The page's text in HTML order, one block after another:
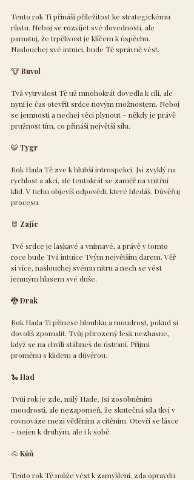
Tento rok Ti přináší příležitost ke strategickému
růstu. Neboj se rozvíjet své dovednosti, ale
pamatuj, že trpělivost je klíčem k úspěchu.
Naslouchej své intuici, bude Tě správně vést.
🐮 Buvol
Tvá vytrvalost Tě už mnohokrát dovedla k cíli, ale
nyní je čas otevřít srdce novým možnostem. Neboj
se jemnosti a nechej věci plynout – někdy je právě
pružnost tím, co přináší největší sílu.
🐯 Tygr
Rok Hada Tě zve k hlubší introspekci. Jsi zvyklý na
rychlost a akci, ale tentokrát se zaměř na vnitřní
klid. V tichu objevíš odpovědi, které hledáš. Důvěřuj
procesu.
🐰 Zajíc
Tvé srdce je laskavé a vnímavé, a právě v tomto
roce bude Tvá intuice Tvým největším darem. Věř
si více, naslouchej svému nitru a nech se vést
jemným hlasem své duše.
🐉 Drak
Rok Hada Ti přinese hloubku a moudrost, pokud si
dovolíš zpomalit. Tvůj přirozený lesk nezhasne,
když se na chvíli stáhneš do ústraní. Přijmi
proměnu s klidem a důvěrou.
🐍 Had
Tvůj rok je zde, milý Hade. Jsi zosobněním
moudrosti, ale nezapomeň, že skutečná síla tkví v
rovnováze mezi věděním a cítěním. Otevři se lásce
– nejen k druhým, ale i k sobě.
🐴 Kůň
Tento rok Tě může vést k zamyšlení, zda opravdu